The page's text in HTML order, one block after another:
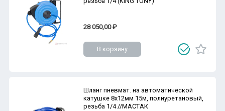
28 050,00 ₽
В корзину
Шланг пневмат. на автоматической
катушке 8х12мм 15м, полиуретановый,
резьба 1/4 //МАСТАК